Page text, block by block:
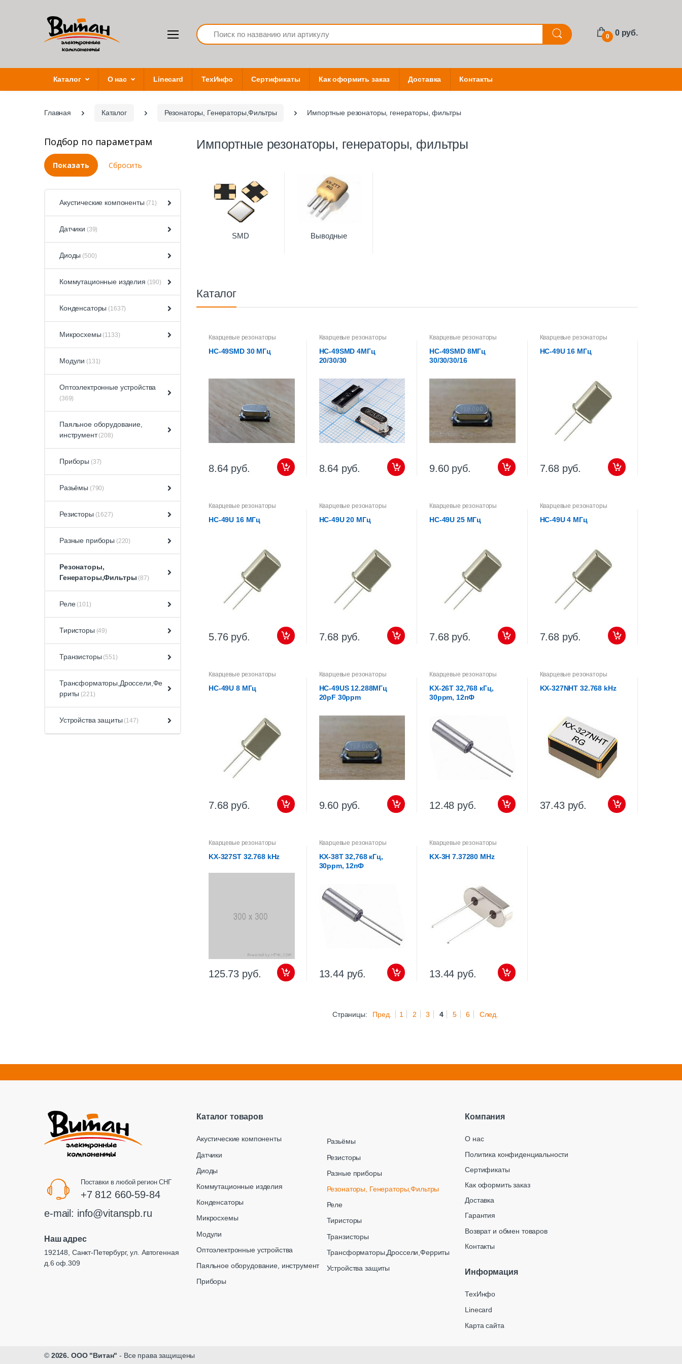
Search
0 0 руб.
Каталог О нас Linecard ТехИнфо Сертификаты Как оформить заказ Доставка Контакты
Главная Каталог Резонаторы, Генераторы,Фильтры Импортные резонаторы, генераторы, фильтры
Подбор по параметрам
Акустические компоненты (71)
Датчики (39)
Диоды (500)
Коммутационные изделия (190)
Конденсаторы (1637)
Микросхемы (1133)
Модули (131)
Оптоэлектронные устройства
(369)
Паяльное оборудование,
инструмент(208)
Приборы (37)
Разьёмы (790)
Резисторы (1627)
Разные приборы (220)
Резонаторы,
Генераторы,Фильтры (87)
Реле(101)
Тиристоры (49)
Транзисторы (551)
Трансформаторы,Дроссели,Фе
рриты (221)
Устройства защиты (147)
Импортные резонаторы, генераторы, фильтры
SMD Выводные
Каталог
Кварцевые резонаторы
HC-49SMD 30 МГц
8.64 руб.
Кварцевые резонаторы
HC-49SMD 4МГц
20/30/30
8.64 руб.
Кварцевые резонаторы
HC-49SMD 8МГц
30/30/30/16
9.60 руб.
Кварцевые резонаторы
HC-49U 16 МГц
7.68 руб.
Кварцевые резонаторы
HC-49U 16 МГц
5.76 руб.
Кварцевые резонаторы
HC-49U 20 МГц
7.68 руб.
Кварцевые резонаторы
HC-49U 25 МГц
7.68 руб.
Кварцевые резонаторы
HC-49U 4 МГц
7.68 руб.
Кварцевые резонаторы
HC-49U 8 МГц
7.68 руб.
Кварцевые резонаторы
HC-49US 12.288МГц
20pF 30ppm
9.60 руб.
Кварцевые резонаторы
KX-26T 32,768 кГц,
30ppm, 12пФ
12.48 руб.
Кварцевые резонаторы
KX-327NHT 32.768 kHz
37.43 руб.
Кварцевые резонаторы
KX-327ST 32.768 kHz
125.73 руб.
Кварцевые резонаторы
KX-38T 32,768 кГц,
30ppm, 12пФ
13.44 руб.
Кварцевые резонаторы
KX-3H 7.37280 MHz
13.44 руб.
Страницы: Пред. 1 2 3 4 5 6 След.
Поставки в любой регион СНГ
+7 812 660-59-84
e-mail: info@vitanspb.ru
Наш адрес
192148, Санкт-Петербург, ул. Автогенная
д.6 оф.309
Каталог товаров
Акустические компоненты
Датчики
Диоды
Коммутационные изделия
Конденсаторы
Микросхемы
Модули
Оптоэлектронные устройства
Паяльное оборудование, инструмент
Приборы
Разьёмы
Резисторы
Разные приборы
Резонаторы, Генераторы,Фильтры
Реле
Тиристоры
Транзисторы
Трансформаторы,Дроссели,Ферриты
Устройства защиты
Компания
О нас
Политика конфиденциальности
Сертификаты
Как оформить заказ
Доставка
Гарантия
Возврат и обмен товаров
Контакты
Информация
ТехИнфо
Linecard
Карта сайта
© 2026. ООО "Витан" - Все права защищены